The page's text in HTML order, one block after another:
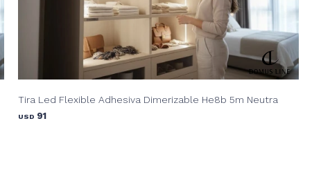
Tira Led Flexible Adhesiva Dimerizable He8b 5m Neutra
USD 91